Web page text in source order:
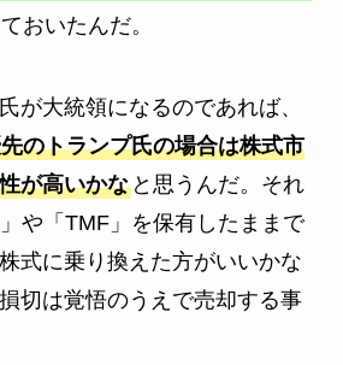
おいたんだ。
が大統領になるのであれば、
のトランプ氏の場合は株式市
が高いかなと思うんだ。それ
や「TMF」を保有したままで
式に乗り換えた方がいいかな
切は覚悟のうえで売却する事